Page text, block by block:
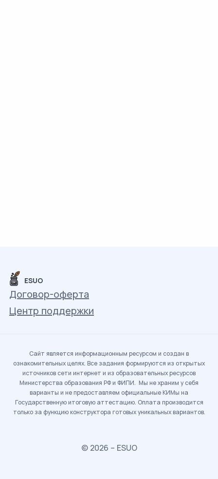
ESUO
Договор-оферта
Центр поддержки
Сайт является информационным ресурсом и создан в
ознакомительных целях. Все задания формируются из открытых
источников сети интернет и из образовательных ресурсов
Министерства образования РФ и ФИПИ. Мы не храним у себя
варианты и не предоставляем официальные КИМы на
Государственную итоговую аттестацию. Оплата производится
только за функцию конструктора готовых уникальных вариантов.
© 2026 – ESUO